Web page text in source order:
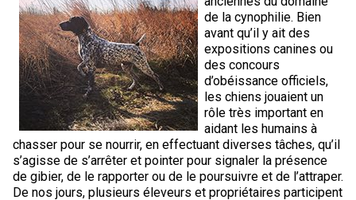
de la cynophilie. Bien
avant qu’il y ait des
expositions canines ou
des concours
d’obéissance officiels,
les chiens jouaient un
rôle très important en
aidant les humains à
chasser pour se nourrir, en effectuant diverses tâches, qu’il
s’agisse de s’arrêter et pointer pour signaler la présence
de gibier, de le rapporter ou de le poursuivre et de l’attraper.
De nos jours, plusieurs éleveurs et propriétaires participent